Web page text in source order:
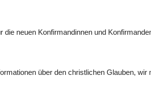
neuen Konfirmandinnen und
über den christlichen Glauben,